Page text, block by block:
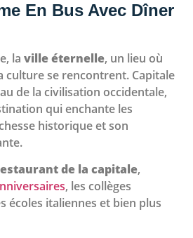
En Bus Avec Dîner
la ville éternelle, un lieu où
culture se rencontrent. Capitale
de la civilisation occidentale,
qui enchante les
historique et son
de la capitale,
, les collèges
écoles italiennes et bien plus